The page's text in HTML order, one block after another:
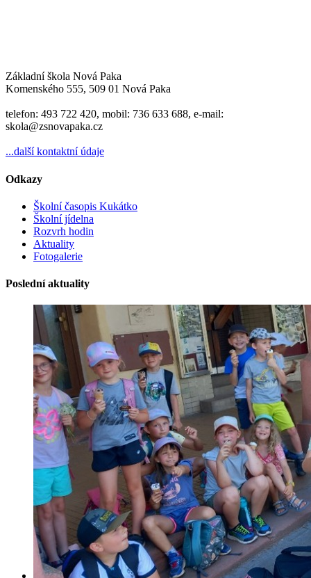
Základní škola Nová Paka
Komenského 555, 509 01 Nová Paka
telefon: 493 722 420, mobil: 736 633 688, e-mail:
skola@zsnovapaka.cz
...další kontaktní údaje
Odkazy
Školní časopis Kukátko
Školní jídelna
Rozvrh hodin
Aktuality
Fotogalerie
Poslední aktuality